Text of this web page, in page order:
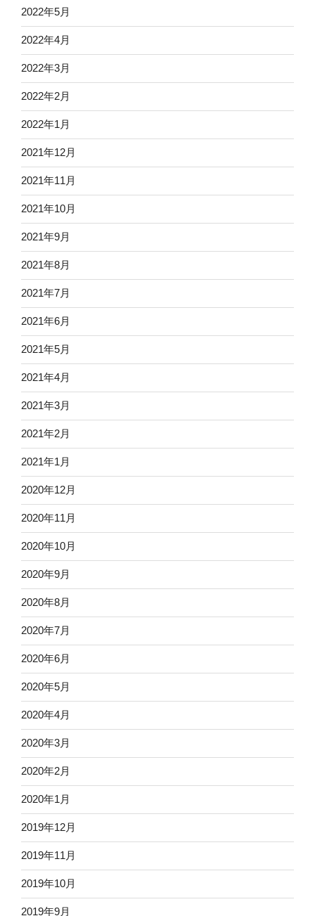
2022年5月
2022年4月
2022年3月
2022年2月
2022年1月
2021年12月
2021年11月
2021年10月
2021年9月
2021年8月
2021年7月
2021年6月
2021年5月
2021年4月
2021年3月
2021年2月
2021年1月
2020年12月
2020年11月
2020年10月
2020年9月
2020年8月
2020年7月
2020年6月
2020年5月
2020年4月
2020年3月
2020年2月
2020年1月
2019年12月
2019年11月
2019年10月
2019年9月